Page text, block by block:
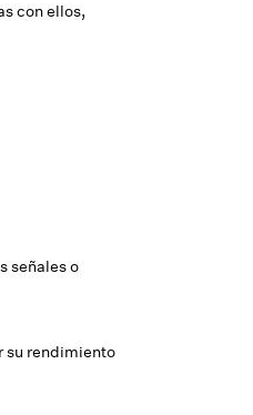
con ellos,
señales o
su rendimiento